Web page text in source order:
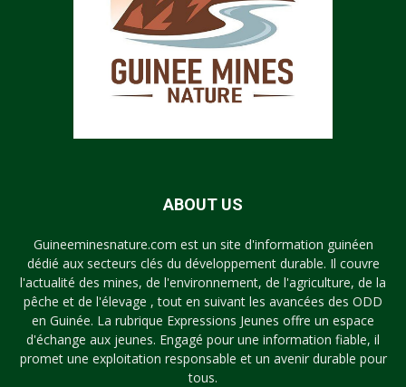
ABOUT US
Guineeminesnature.com est un site d'information guinéen
dédié aux secteurs clés du développement durable. Il couvre
l'actualité des mines, de l'environnement, de l'agriculture, de la
pêche et de l'élevage , tout en suivant les avancées des ODD
en Guinée. La rubrique Expressions Jeunes offre un espace
d'échange aux jeunes. Engagé pour une information fiable, il
promet une exploitation responsable et un avenir durable pour
tous.